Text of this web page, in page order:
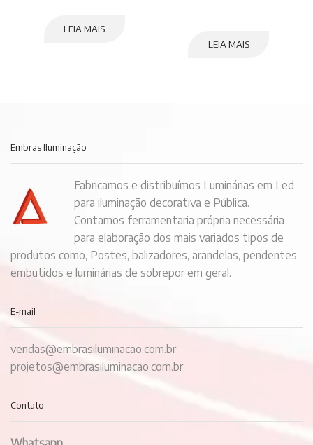
LEIA MAIS
LEIA MAIS
Embras Iluminação
Fabricamos e distribuímos Luminárias em Led
para iluminação decorativa e Pública.
Contamos ferramentaria própria necessária
para elaboração dos mais variados tipos de
produtos como, Postes, balizadores, arandelas, pendentes,
embutidos e luminárias de sobrepor em geral.
E-mail
vendas@embrasiluminacao.com.br
projetos@embrasiluminacao.com.br
Contato